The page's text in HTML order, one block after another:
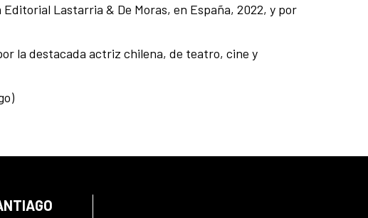
Lastarria & De Moras, en España, 2022, y por
la destacada actriz chilena, de teatro, cine y